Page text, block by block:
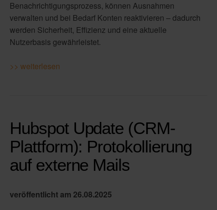
Benachrichtigungsprozess, können Ausnahmen
verwalten und bei Bedarf Konten reaktivieren – dadurch
werden Sicherheit, Effizienz und eine aktuelle
Nutzerbasis gewährleistet.
>> weiterlesen
Hubspot Update (CRM-
Plattform): Protokollierung
auf externe Mails
veröffentlicht am 26.08.2025